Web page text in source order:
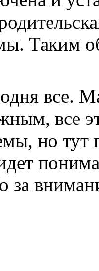
Таким
все.
все
но тут
за